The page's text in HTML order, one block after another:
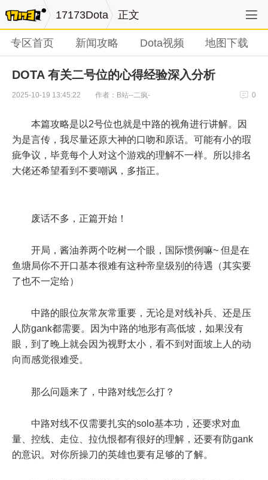
17173Dota 正文
专区首页 新闻攻略 Dota视频 地图下载
DOTA 有关二号位的心得经验深入分析
2025-10-19 13:45:22 作者：B站--二疯- 0
本篇攻略是以2号位也就是中路的视角进行讲解。因
为是言传，我尽量还原大神的口吻和原话。可能有小的瑕
疵争议，毕竟每个人对这个游戏的理解不一样。所以排名
大佬还希望看到不要嘲讽，多指正。
废话不多，正篇开始！
开局，酱油养两个吃树一个眼，国际惯例嘛~ 但是在
鱼塘局你不开口基本很难有这种帝皇级别的待遇（其实要
了也不一定给）
中路的眼位灰常灰常重要，无论是对线补兵、还是压
人防gank都需要。因为中路的地形有高低坡，如果没有
眼，到了晚上就会因为视野太小，看不到对面坡上人的动
向而感觉很难受。
那么问题来了，中路对线怎么打？
中路对线不仅需要扎实的solo基本功，还要求对血
量、控线、走位、拉仇恨都有很好的理解，还要有防gank
的意识。对你所操刀的英雄也要有足够的了解。